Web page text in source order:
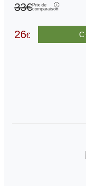
33€Prix de
comparaison
26€